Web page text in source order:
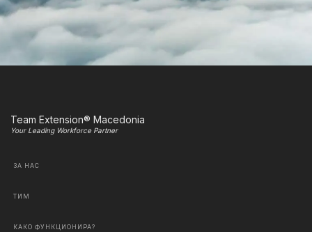
Team Extension® Macedonia
Your Leading Workforce Partner
ЗА НАС
ТИМ
КАКО ФУНКЦИОНИРА?